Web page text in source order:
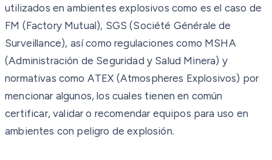
utilizados en ambientes explosivos como es el caso de
FM (Factory Mutual), SGS (Société Générale de
Surveillance), así como regulaciones como MSHA
(Administración de Seguridad y Salud Minera) y
normativas como ATEX (Atmospheres Explosivos) por
mencionar algunos, los cuales tienen en común
certificar, validar o recomendar equipos para uso en
ambientes con peligro de explosión.